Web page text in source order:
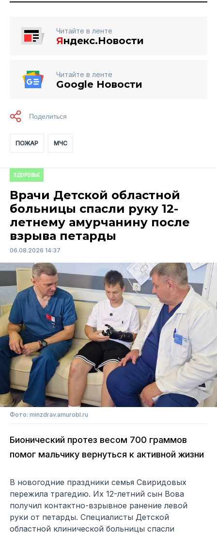
Читайте в ленте
Яндекс.Новости
Читайте в ленте
Google Новости
ПОЖАР МЧС
ЗДОРОВЬЕ
Врачи Детской областной
больницы спасли руку 12-
летнему амурчанину после
взрыва петарды
06.08.2026 14:37
Фото: minzdrav.amurobl.ru
Бионический протез весом 700 граммов
помог мальчику вернуться к активной жизни
В новогодние праздники семья Свиридовых
пережила трагедию. Их 12-летний сын Вова
получил контактно-взрывное ранение левой
руки от петарды. Специалисты Детской
областной клинической больницы спасли